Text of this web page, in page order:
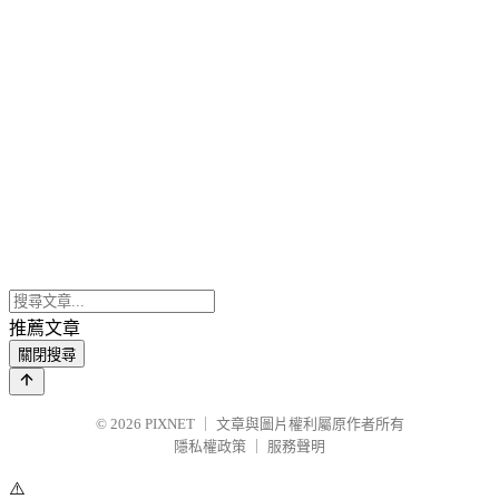
推薦文章
關閉搜尋
© 2026 PIXNET
文章與圖片權利屬原作者所有
隱私權政策
服務聲明
⚠️